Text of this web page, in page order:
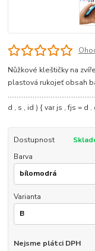
Nůžkové kleštičky na
plastová rukojeť obsah
d , s , id ) { var js , fjs = d
Dostupnost
Barva
Varianta
Nejsme plátci DPH